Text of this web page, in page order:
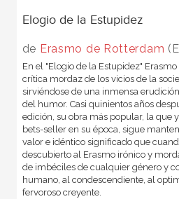
Elogio de la Estupidez
de Erasmo de Rotterdam
En el "Elogio de la Estupidez"
crítica mordaz de los vicios de la
sirviéndose de una inmensa
del humor. Casi quinientos años
edición, su obra más popular, la que
bets-seller en su época, sigue
valor e idéntico significado que
descubierto al Erasmo irónico y
de imbéciles de cualquier género y
humano, al condescendiente, al
fervoroso creyente.